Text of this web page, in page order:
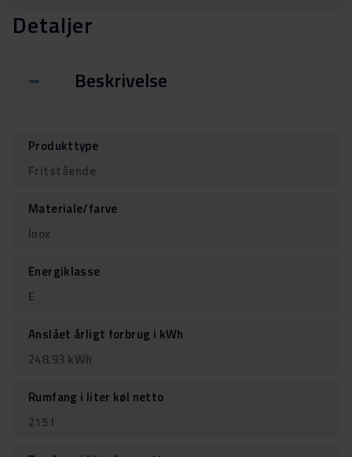
Detaljer
Beskrivelse
Produkttype
Fritstående
Materiale/farve
Inox
Energiklasse
E
Anslået årligt forbrug i kWh
248.93 kWh
Rumfang i liter køl netto
215 l